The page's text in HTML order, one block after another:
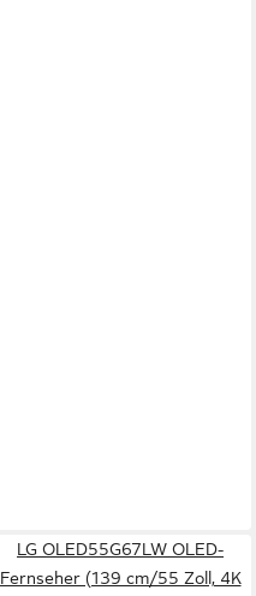
LG OLED55G67LW OLED-
Fernseher (139 cm/55 Zoll, 4K